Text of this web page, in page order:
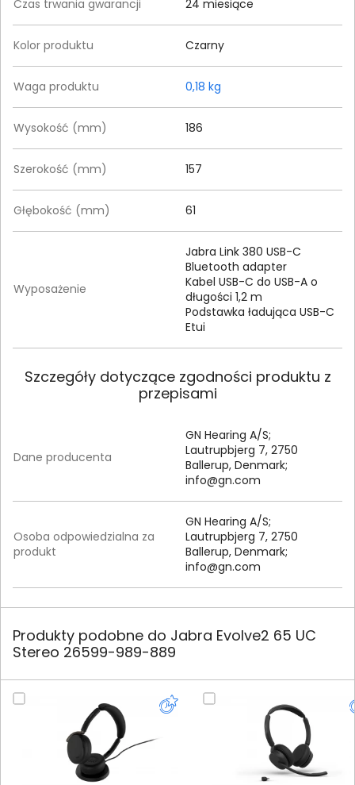
Czas trwania gwarancji 24 miesiące
Kolor produktu Czarny
Waga produktu 0,18 kg
Wysokość (mm) 186
Szerokość (mm) 157
Głębokość (mm) 61
Wyposażenie
Jabra Link 380 USB-C
Bluetooth adapter
Kabel USB-C do USB-A o
długości 1,2 m
Podstawka ładująca USB-C
Etui
Szczegóły dotyczące zgodności produktu z
przepisami
Dane producenta
GN Hearing A/S;
Lautrupbjerg 7, 2750
Ballerup, Denmark;
info@gn.com
Osoba odpowiedzialna za
produkt
GN Hearing A/S;
Lautrupbjerg 7, 2750
Ballerup, Denmark;
info@gn.com
Produkty podobne do Jabra Evolve2 65 UC
Stereo 26599-989-889